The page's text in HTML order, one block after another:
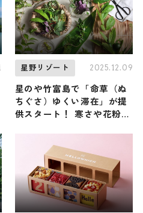
星野リゾート 2025.12.09
星のや竹富島で「命草（ぬ
ちぐさ）ゆくい滞在」が提
供スタート！ 寒さや花粉と
じよう ♪